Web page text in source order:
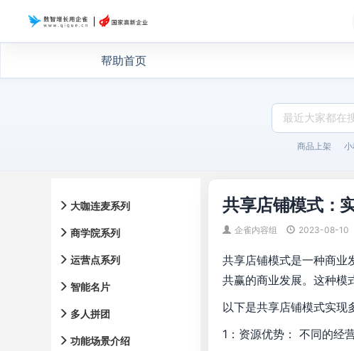
帮助首页
商品上架 小
大咖连麦系列
商学院系列
运营点系列
智能名片
多人拼团
功能场景介绍
共享店铺模式：
企雀内容组 2023-08-10
共享店铺模式是一种商业
共赢的商业发展。这种模
以下是共享店铺模式实现
1：资源优势： 不同的经